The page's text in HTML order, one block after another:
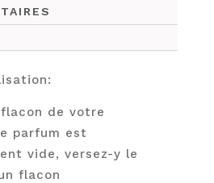
de votre
parfum est
vide, versez-y le
flacon